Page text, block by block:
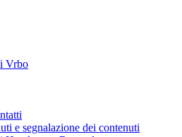
Vrbo
e segnalazione dei contenuti